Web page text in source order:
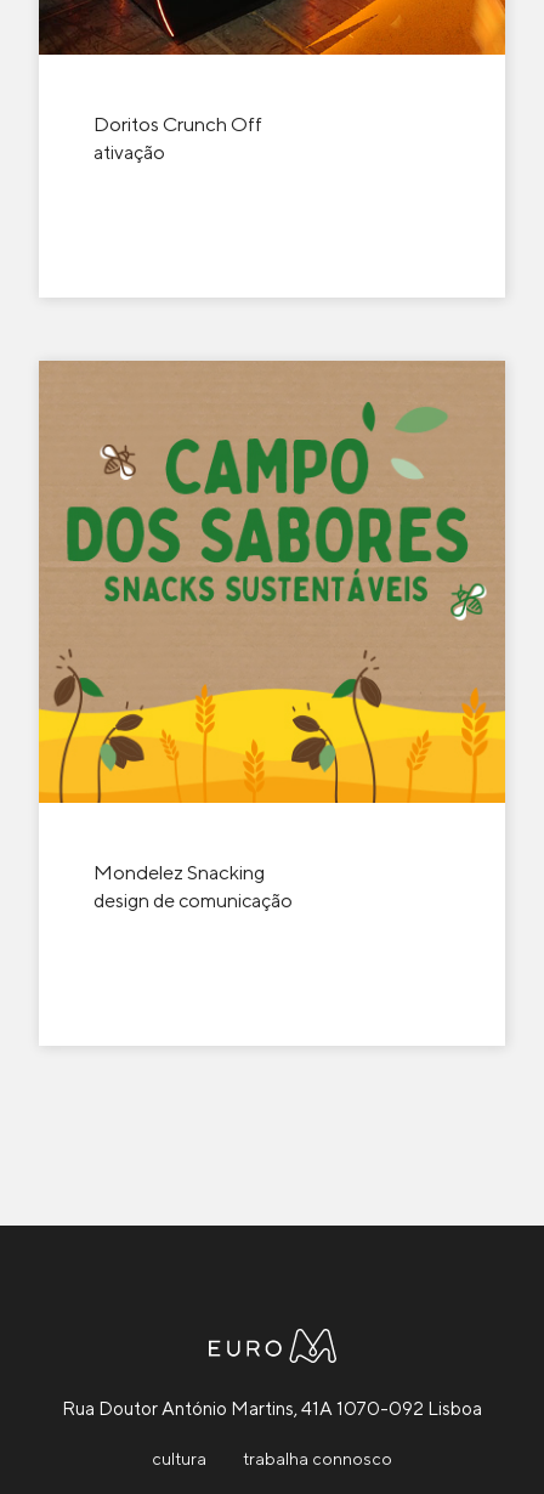
Doritos Crunch Off
ativação
Mondelez Snacking
design de comunicação
Rua Doutor António Martins, 41A 1070-092 Lisboa
cultura trabalha connosco